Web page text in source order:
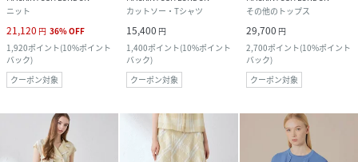
ニット
21,120 円 36%OFF
1,920ポイント(10%ポイント
バック)
クーポン対象
カットソー・Tシャツ
15,400 円
1,400ポイント(10%ポイント
バック)
クーポン対象
その他のトップス
29,700 円
2,700ポイント(10%ポイント
バック)
クーポン対象